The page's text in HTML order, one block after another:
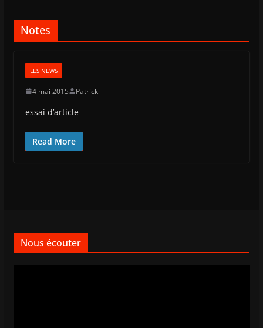
Notes
LES NEWS
4 mai 2015 Patrick
essai d’article
Read More
Nous écouter